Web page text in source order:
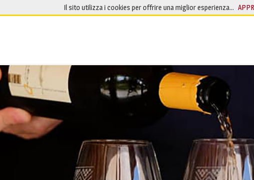
Il sito utilizza i cookies per offrire una miglior esperienza…